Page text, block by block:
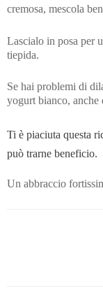
cremosa, mescola
Lascialo in posa per
tiepida.
Se hai problemi di
yogurt bianco, anche
Ti è piaciuta questa
può trarne beneficio.
Un abbraccio